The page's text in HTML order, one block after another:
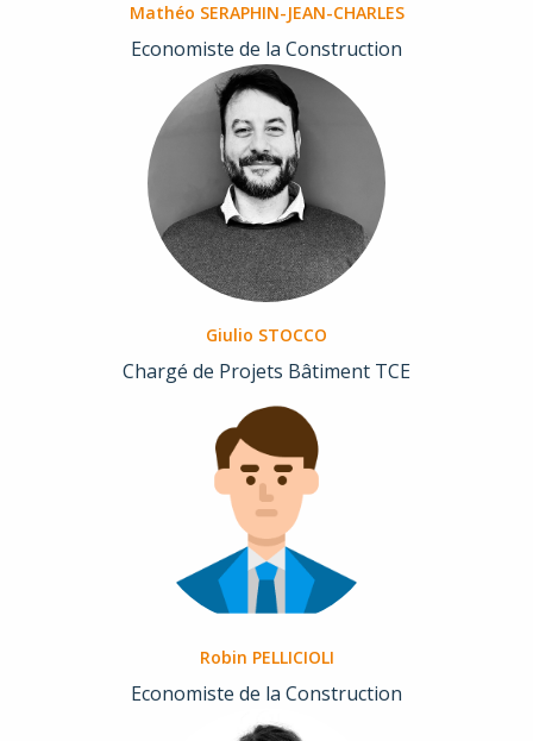
Mathéo SERAPHIN-JEAN-CHARLES
Economiste de la Construction
Giulio STOCCO
Chargé de Projets Bâtiment TCE
Robin PELLICIOLI
Economiste de la Construction